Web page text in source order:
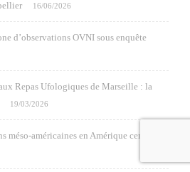
16/06/2026
d’observations OVNI sous enquête
Repas Ufologiques de Marseille : la
19/03/2026
méso-américaines en Amérique centrale